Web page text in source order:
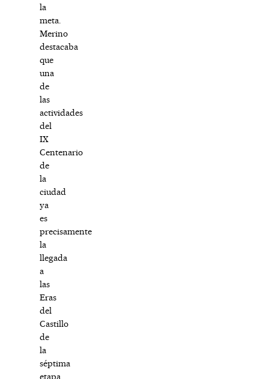
la
meta.
Merino
destacaba
que
una
de
las
actividades
del
IX
Centenario
de
la
ciudad
ya
es
precisamente
la
llegada
a
las
Eras
del
Castillo
de
la
séptima
etapa